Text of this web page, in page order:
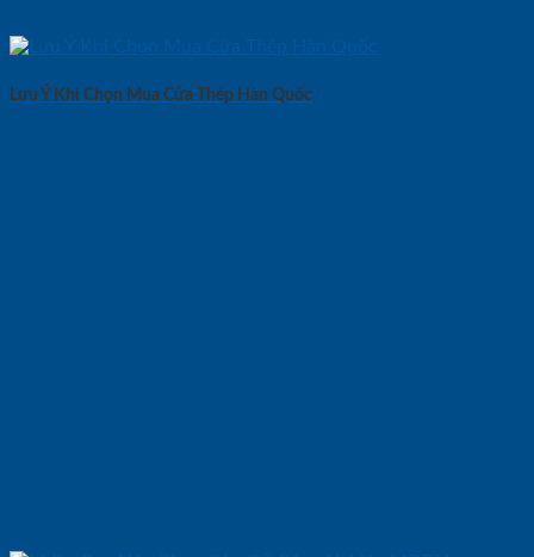
Lưu Ý Khi Chọn Mua Cửa Thép Hàn Quốc